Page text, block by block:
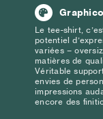
Le tee-shirt,
potentiel
variées –
matières de
Véritable
envies de
impressions
encore des